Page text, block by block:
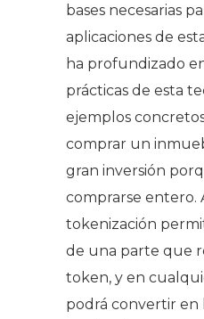
bases necesarias
aplicaciones de
ha profundizado
prácticas de esta
ejemplos
comprar un
gran inversión
comprarse entero.
tokenización
de una parte que
token, y en
podrá convertir en